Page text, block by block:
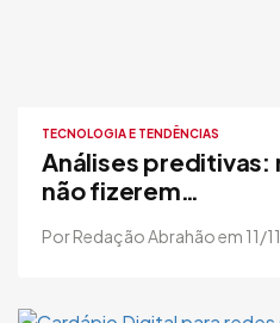
TECNOLOGIA E TENDÊNCIAS
Análises
não fizerem…
Por Redação Abrahão em 11/